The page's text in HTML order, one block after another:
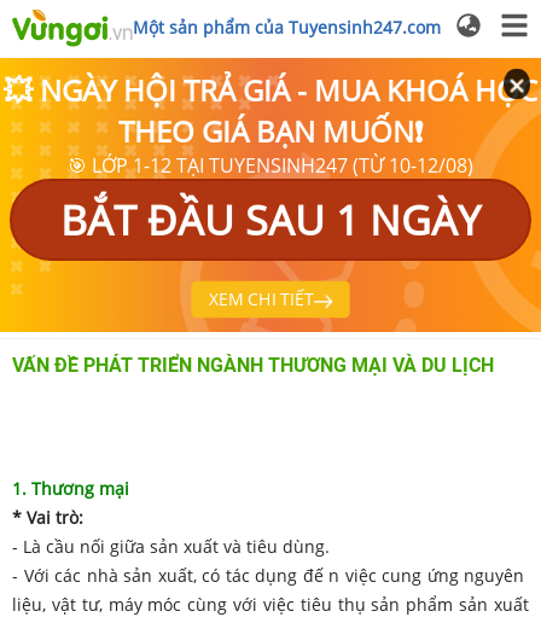
Một sản phẩm của Tuyensinh247.com
💥 NGÀY HỘI TRẢ GIÁ - MUA KHOÁ HỌC
THEO GIÁ BẠN MUỐN❗
🎯 LỚP 1-12 TẠI TUYENSINH247 (TỪ 10-12/08)
BẮT ĐẦU SAU 1 NGÀY
XEM CHI TIẾT
VẤN ĐỀ PHÁT TRIỂN NGÀNH THƯƠNG MẠI VÀ DU LỊCH
1. Thương mại
* Vai trò:
- Là cầu nối giữa sản xuất và tiêu dùng.
- Với các nhà sản xuất, có tác dụng đế n việc cung ứng nguyên
liệu, vật tư, máy móc cùng với việc tiêu thụ sản phẩm sản xuất